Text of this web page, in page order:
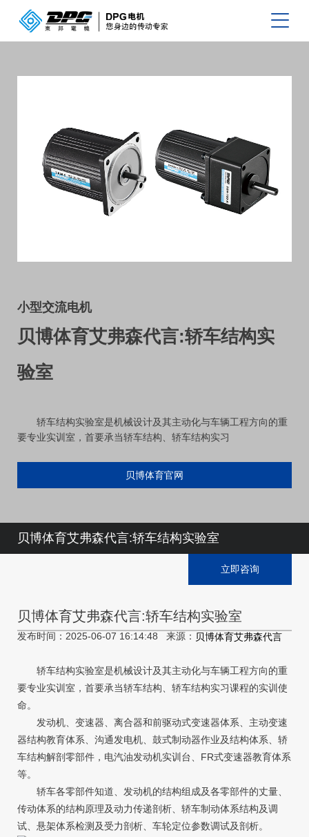
小型交流电机
贝博体育艾弗森代言:轿车结构实
验室
轿车结构实验室是机械设计及其主动化与车辆工程方向的重
要专业实训室，首要承当轿车结构、轿车结构实习
贝博体育官网
贝博体育艾弗森代言:轿车结构实验室
立即咨询
贝博体育艾弗森代言:轿车结构实验室
发布时间：2025-06-07 16:14:48 来源： 贝博体育艾弗森代言
轿车结构实验室是机械设计及其主动化与车辆工程方向的重
要专业实训室，首要承当轿车结构、轿车结构实习课程的实训使
命。
发动机、变速器、离合器和前驱动式变速器体系、主动变速
器结构教育体系、沟通发电机、鼓式制动器作业及结构体系、轿
车结构解剖零部件，电汽油发动机实训台、FR式变速器教育体系
等。
轿车各零部件知道、发动机的结构组成及各零部件的丈量、
传动体系的结构原理及动力传递剖析、轿车制动体系结构及调
试、悬架体系检测及受力剖析、车轮定位参数调试及剖析。